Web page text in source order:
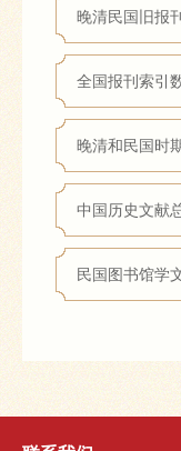
晚清民国旧报
全国报刊索引
晚清和民国时
中国历史文献
民国图书馆学